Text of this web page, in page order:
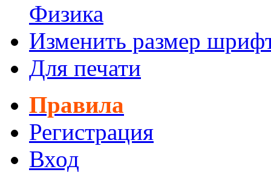
Физика
Изменить размер
Для печати
Правила
Регистрация
Вход